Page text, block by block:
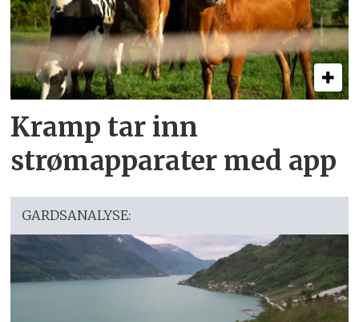
Kramp tar inn
strømapparater med app
GARDSANALYSE: